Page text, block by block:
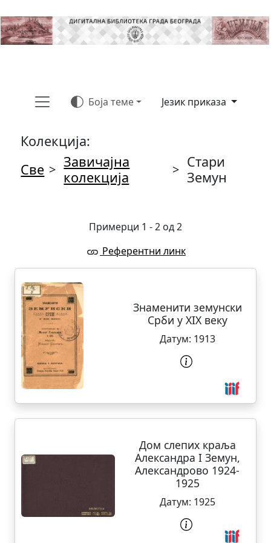
Боја теме Језик приказа
Колекција:
Све > Завичајна
колекција
> Стари
Земун
Примерци 1 - 2 од 2
Референтни линк
Знаменити земунски
Срби у XIX веку
Датум: 1913
Дом слепих краља
Александра I Земун,
Александрово 1924-
1925
Датум: 1925